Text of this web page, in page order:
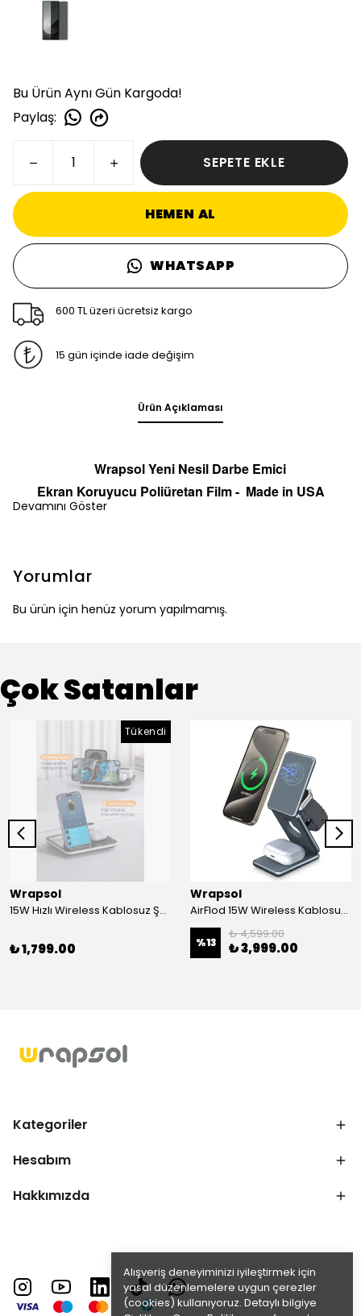
Alışveriş deneyiminizi iyileştirmek için
yasal düzenlemelere uygun çerezler
(cookies) kullanıyoruz. Detaylı bilgiye
Bu Ürün Aynı Gün Kargoda!
Paylaş:
SEPETE EKLE
HEMEN AL
WHATSAPP
600 TL üzeri ücretsiz kargo
15 gün içinde iade değişim
Ürün Açıklaması
Wrapsol Yeni Nesil Darbe Emici
Ekran Koruyucu Poliüretan Film - Made in USA
Devamını Göster
Yorumlar
Bu ürün için henüz yorum yapılmamış.
Çok Satanlar
Tükendi
Wrapsol
15W Hızlı Wireless Kablosuz Şarj Standı 4 in 1 Masaüstü İstasyon -iPhone-android-watch-airpods Uyumlu
₺ 1,799.00
Wrapsol
AirFlod 15W Wireless Kablosuz Şarj Standı Alüminyum Katlanabilir 3in1 iPhone-android-watch-airpods
%13
₺ 4,599.00
₺ 3,999.00
Kategoriler
Hesabım
Hakkımızda